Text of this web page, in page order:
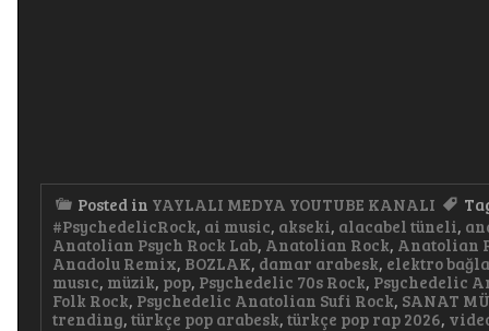
Posted in YAYLALI MEDYA YOUTUBE KANALI
#PsychedelicRock, ai music, akseki, alacabel tüneli,
Anatolian Psych Rock Lab, Anatolian Rock, Anatolian
Anadolu Remix, BOZLAK, damar arabesk, elektro
musıc, müzik, pop, Psychedelic 70s Rock, Psychedelic
Folk Rock, Psychedelic Anatolian Sufi Rock, SANAT
trending, türkçe pop arabesk, türkçe pop rap 2026,